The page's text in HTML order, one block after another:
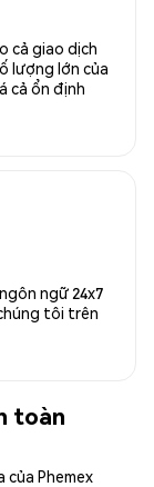
cả giao dịch
lượng lớn của
cả ổn định
ngữ 24x7
tôi trên
toàn
của Phemex